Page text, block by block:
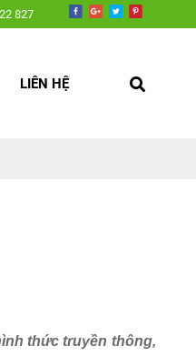
827
LIÊN HỆ
thức truyền thông,